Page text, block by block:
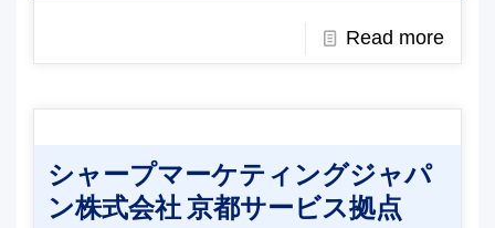
Read more
シャープマーケティングジャパ
ン株式会社 京都サービス拠点